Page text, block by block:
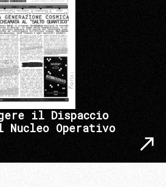
il Dispaccio
Nucleo Operativo